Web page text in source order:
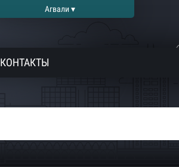
Агвали ▾
КОНТАКТЫ